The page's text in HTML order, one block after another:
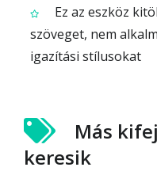
Ez az eszköz
szöveget, nem
igazítási stílusokat
Más
keresik